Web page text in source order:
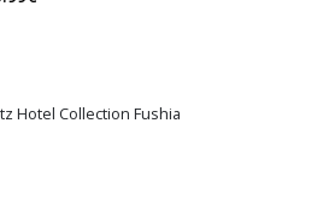
Hotel Collection Fushia